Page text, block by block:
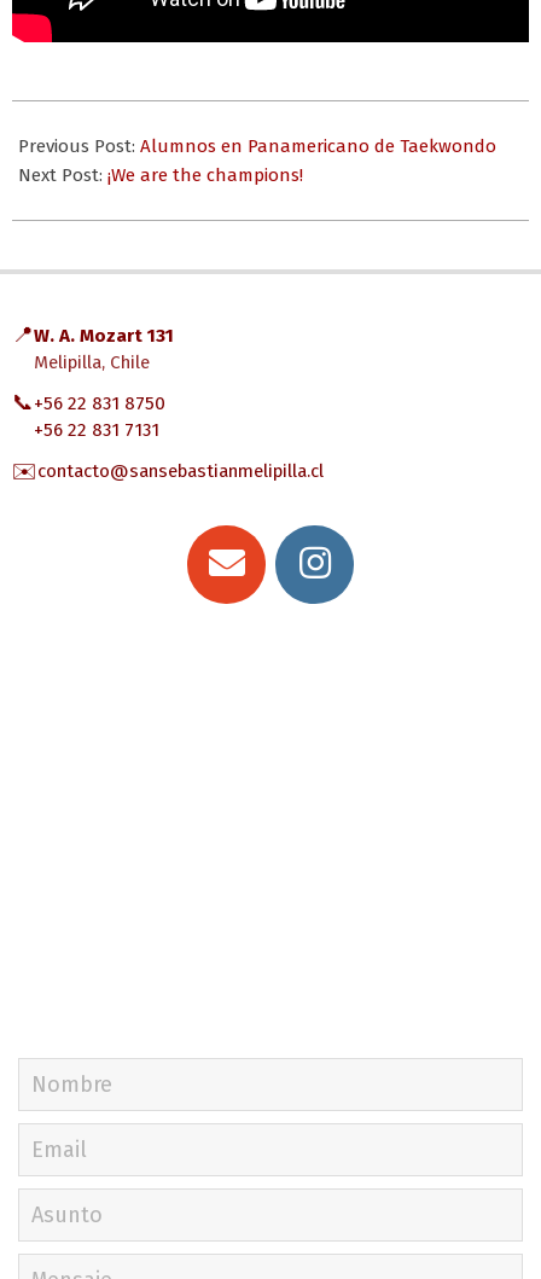
09-
17
Previous Post: Alumnos en Panamericano de Taekwondo
Next Post: ¡We are the champions!
📍W. A. Mozart 131
Melipilla, Chile
📞+56 22 831 8750
+56 22 831 7131
✉️contacto@sansebastianmelipilla.cl